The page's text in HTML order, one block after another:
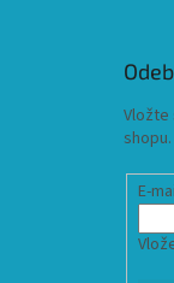
Vložte
shopu.
E-